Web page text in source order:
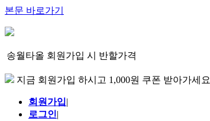
본문 바로가기
송월타올 회원가입 시 반할가격
지금 회원가입 하시고 1,000원 쿠폰 받아가세요
회원가입|
로그인|